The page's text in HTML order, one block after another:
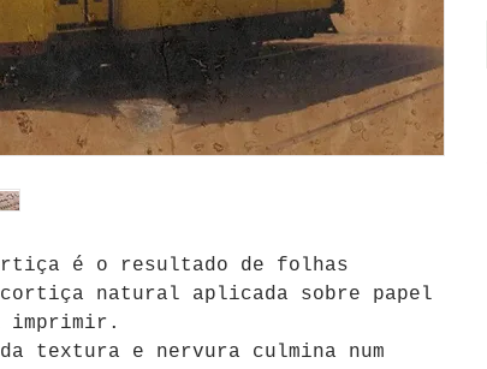
é o resultado de folhas
cortiça natural aplicada sobre papel
imprimir.
da textura e nervura culmina num